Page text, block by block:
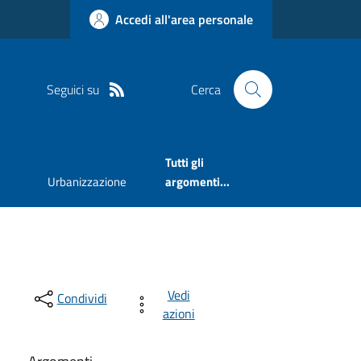
Accedi all'area personale
Seguici su Cerca
Urbanizzazione
Tutti gli
argomenti...
Condividi
Vedi
azioni